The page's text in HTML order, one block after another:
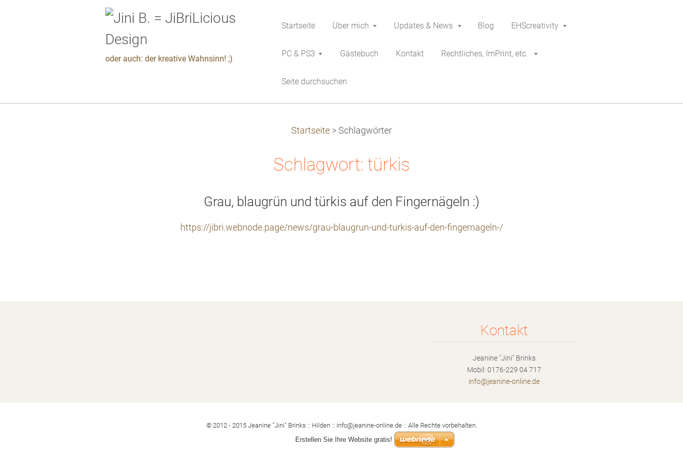
oder auch: der kreative Wahnsinn! ;)
Startseite Über mich Updates & News Blog EHScreativity
PC & PS3 Gästebuch Kontakt Rechtliches, ImPrint, etc.
Seite durchsuchen
Startseite > Schlagwörter
Schlagwort: türkis
Grau, blaugrün und türkis auf den Fingernägeln :)
https://jibri.webnode.page/news/grau-blaugrun-und-turkis-auf-den-fingernageln-/
Kontakt
Jeanine "Jini" Brinks
Mobil: 0176-229 04 717
info@jeanine-onl ine.de
© 2012 - 2015 Jeanine "Jini" Brinks :: Hilden :: info@jeanine-online.de :: Alle Rechte vorbehalten.
Erstellen Sie Ihre Website gratis!